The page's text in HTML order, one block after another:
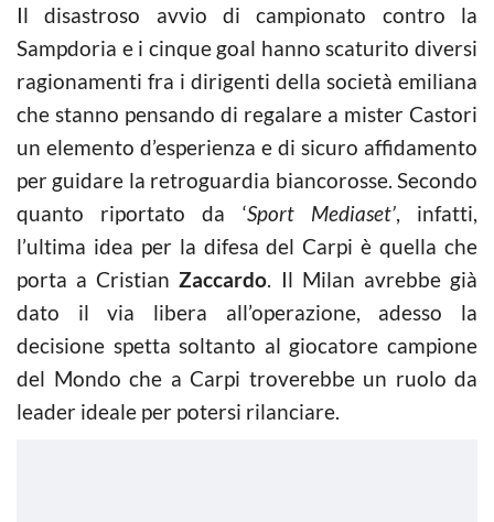
Il disastroso avvio di campionato contro la
Sampdoria e i cinque goal hanno scaturito diversi
ragionamenti fra i dirigenti della società emiliana
che stanno pensando di regalare a mister Castori
un elemento d’esperienza e di sicuro affidamento
per guidare la retroguardia biancorosse. Secondo
quanto riportato da ‘Sport Mediaset’, infatti,
l’ultima idea per la difesa del Carpi è quella che
porta a CristianZaccardo. Il Milan avrebbe già
dato il via libera all’operazione, adesso la
decisione spetta soltanto al giocatore campione
del Mondo che a Carpi troverebbe un ruolo da
leader ideale per potersi rilanciare.